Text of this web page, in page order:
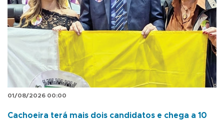
01/08/2026 00:00
Cachoeira terá mais dois candidatos e chega a 10